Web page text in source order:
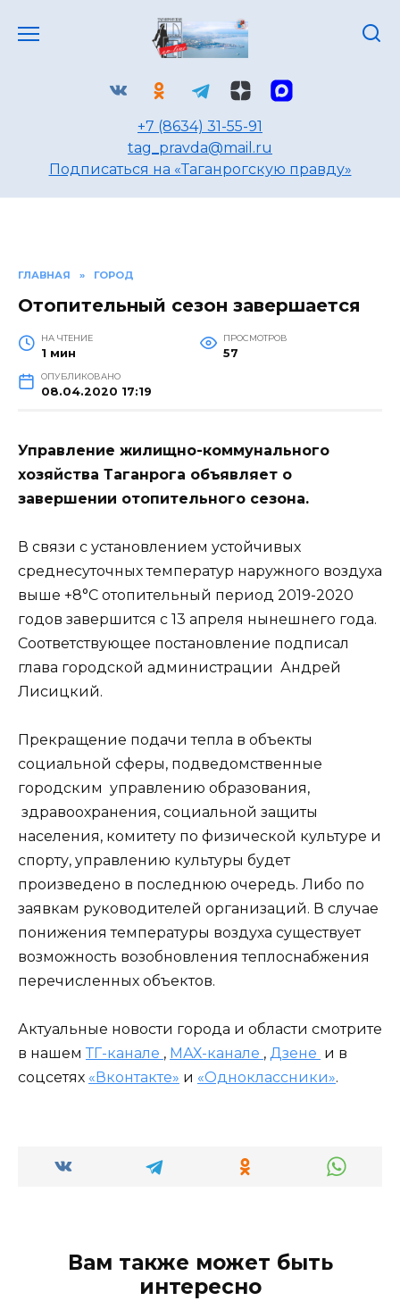
+7 (8634) 31-55-91
tag_pravda@mail.ru
Подписаться на «Таганрогскую правду»
ГЛАВНАЯ » ГОРОД
Отопительный сезон завершается
НА ЧТЕНИЕ
1 мин
ПРОСМОТРОВ
57
ОПУБЛИКОВАНО
08.04.2020 17:19
Управление жилищно-коммунального
хозяйства Таганрога объявляет о
завершении отопительного сезона.
В связи с установлением устойчивых
среднесуточных температур наружного воздуха
выше +8°С отопительный период 2019-2020
годов завершится с 13 апреля нынешнего года.
Соответствующее постановление подписал
глава городской администрации Андрей
Лисицкий.
Прекращение подачи тепла в объекты
социальной сферы, подведомственные
городским управлению образования,
здравоохранения, социальной защиты
населения, комитету по физической культуре и
спорту, управлению культуры будет
произведено в последнюю очередь. Либо по
заявкам руководителей организаций. В случае
понижения температуры воздуха существует
возможность возобновления теплоснабжения
перечисленных объектов.
Актуальные новости города и области смотрите
в нашем ТГ-канале , МАХ-канале , Дзене и в
соцсетях «Вконтакте» и «Одноклассники».
Вам также может быть
интересно